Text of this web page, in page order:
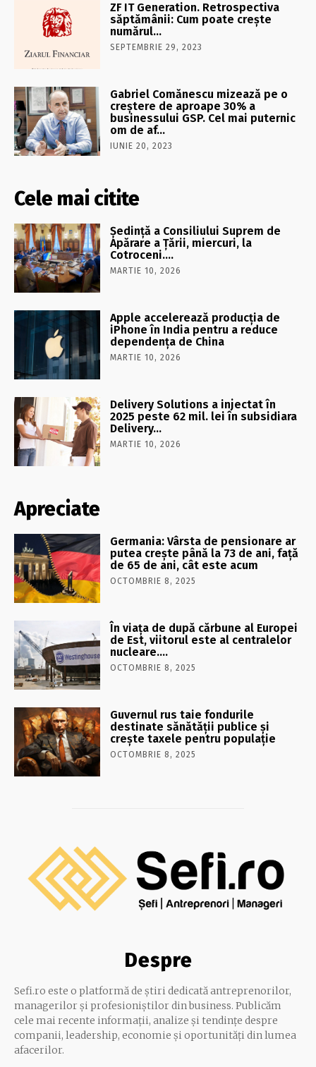
ZF IT Generation. Retrospectiva
săptămânii: Cum poate creşte
numărul…
SEPTEMBRIE 29, 2023
Gabriel Comănescu mizează pe o
creştere de aproape 30% a
businessului GSP. Cel mai puternic
om de af…
IUNIE 20, 2023
Cele mai citite
Şedinţă a Consiliului Suprem de
Apărare a Ţării, miercuri, la
Cotroceni….
MARTIE 10, 2026
Apple accelerează producția de
iPhone în India pentru a reduce
dependența de China
MARTIE 10, 2026
Delivery Solutions a injectat în
2025 peste 62 mil. lei în subsidiara
Delivery…
MARTIE 10, 2026
Apreciate
Germania: Vârsta de pensionare ar
putea crește până la 73 de ani, față
de 65 de ani, cât este acum
OCTOMBRIE 8, 2025
În viaţa de după cărbune al Europei
de Est, viitorul este al centralelor
nucleare….
OCTOMBRIE 8, 2025
Guvernul rus taie fondurile
destinate sănătății publice și
crește taxele pentru populație
OCTOMBRIE 8, 2025
Despre
Sefi.ro este o platformă de știri dedicată antreprenorilor,
managerilor și profesioniștilor din business. Publicăm
cele mai recente informații, analize și tendințe despre
companii, leadership, economie și oportunități din lumea
afacerilor.